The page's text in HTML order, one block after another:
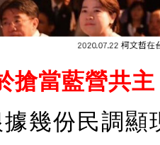
搶當藍營共主
幾份民調顯